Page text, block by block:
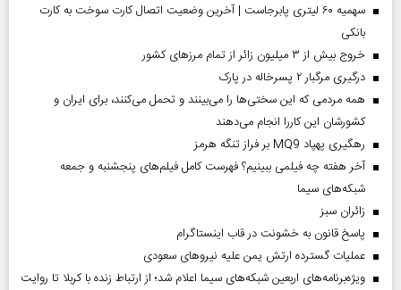
سهمیه ۶۰ لیتری پابرجاست | آخرین وضعیت اتصال کارت سوخت به کارت
بانکی
خروج بیش از ۳ میلیون زائر از تمام مرز‌های کشور
درگیری مرگبار ۲ پسرخاله در پارک
همه مردمی که این سختی‌ها را می‌بینند و تحمل می‌کنند، برای ایران و
کشورشان این کاررا انجام می‌دهند
رهگیری پهپاد MQ9 بر فراز تنگه هرمز
آخر هفته چه فیلمی ببینیم؟ فهرست کامل فیلم‌های پنجشنبه و جمعه
شبکه‌های سیما
‌زائران سبز
پاسخ قانون به خشونت در قاب اینستاگرام
عملیات گسترده ارتش یمن علیه نیروهای سعودی
ویژه‌برنامه‌های اربعین شبکه‌های سیما اعلام شد؛ از ارتباط زنده با کربلا تا روایت